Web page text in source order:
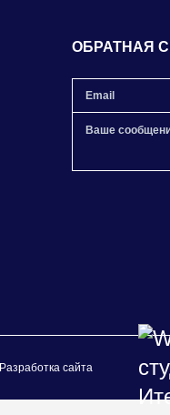
ОБРАТНАЯ
Разработка сайта